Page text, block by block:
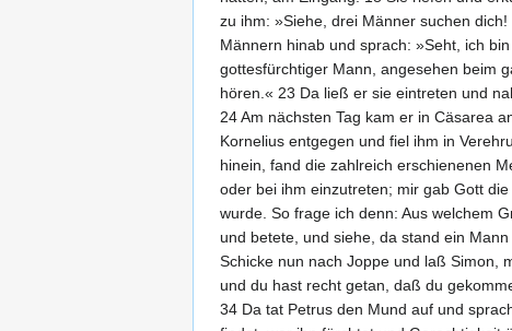
zu ihm: »Siehe, drei Männer suchen
Männern hinab und sprach: »Seht, ich
gottesfürchtiger Mann, angesehen beim
hören.« 23 Da ließ er sie eintreten und
24 Am nächsten Tag kam er in Cäsarea
Kornelius entgegen und fiel ihm in
hinein, fand die zahlreich erschienenen
oder bei ihm einzutreten; mir gab Gott
wurde. So frage ich denn: Aus welchem
und betete, und siehe, da stand ein
Schicke nun nach Joppe und laß Simon,
und du hast recht getan, daß du
34 Da tat Petrus den Mund auf und